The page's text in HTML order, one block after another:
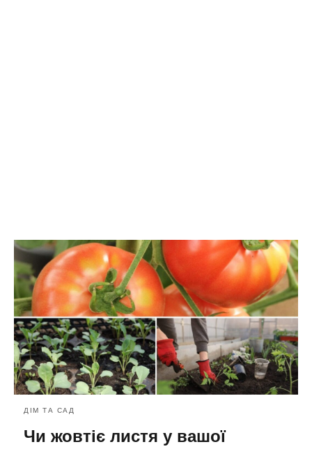
ДІМ ТА САД
Чи жовтіє листя у вашої